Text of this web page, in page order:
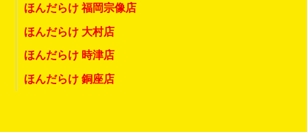
ほんだらけ 福岡宗像店
ほんだらけ 大村店
ほんだらけ 時津店
ほんだらけ 銅座店